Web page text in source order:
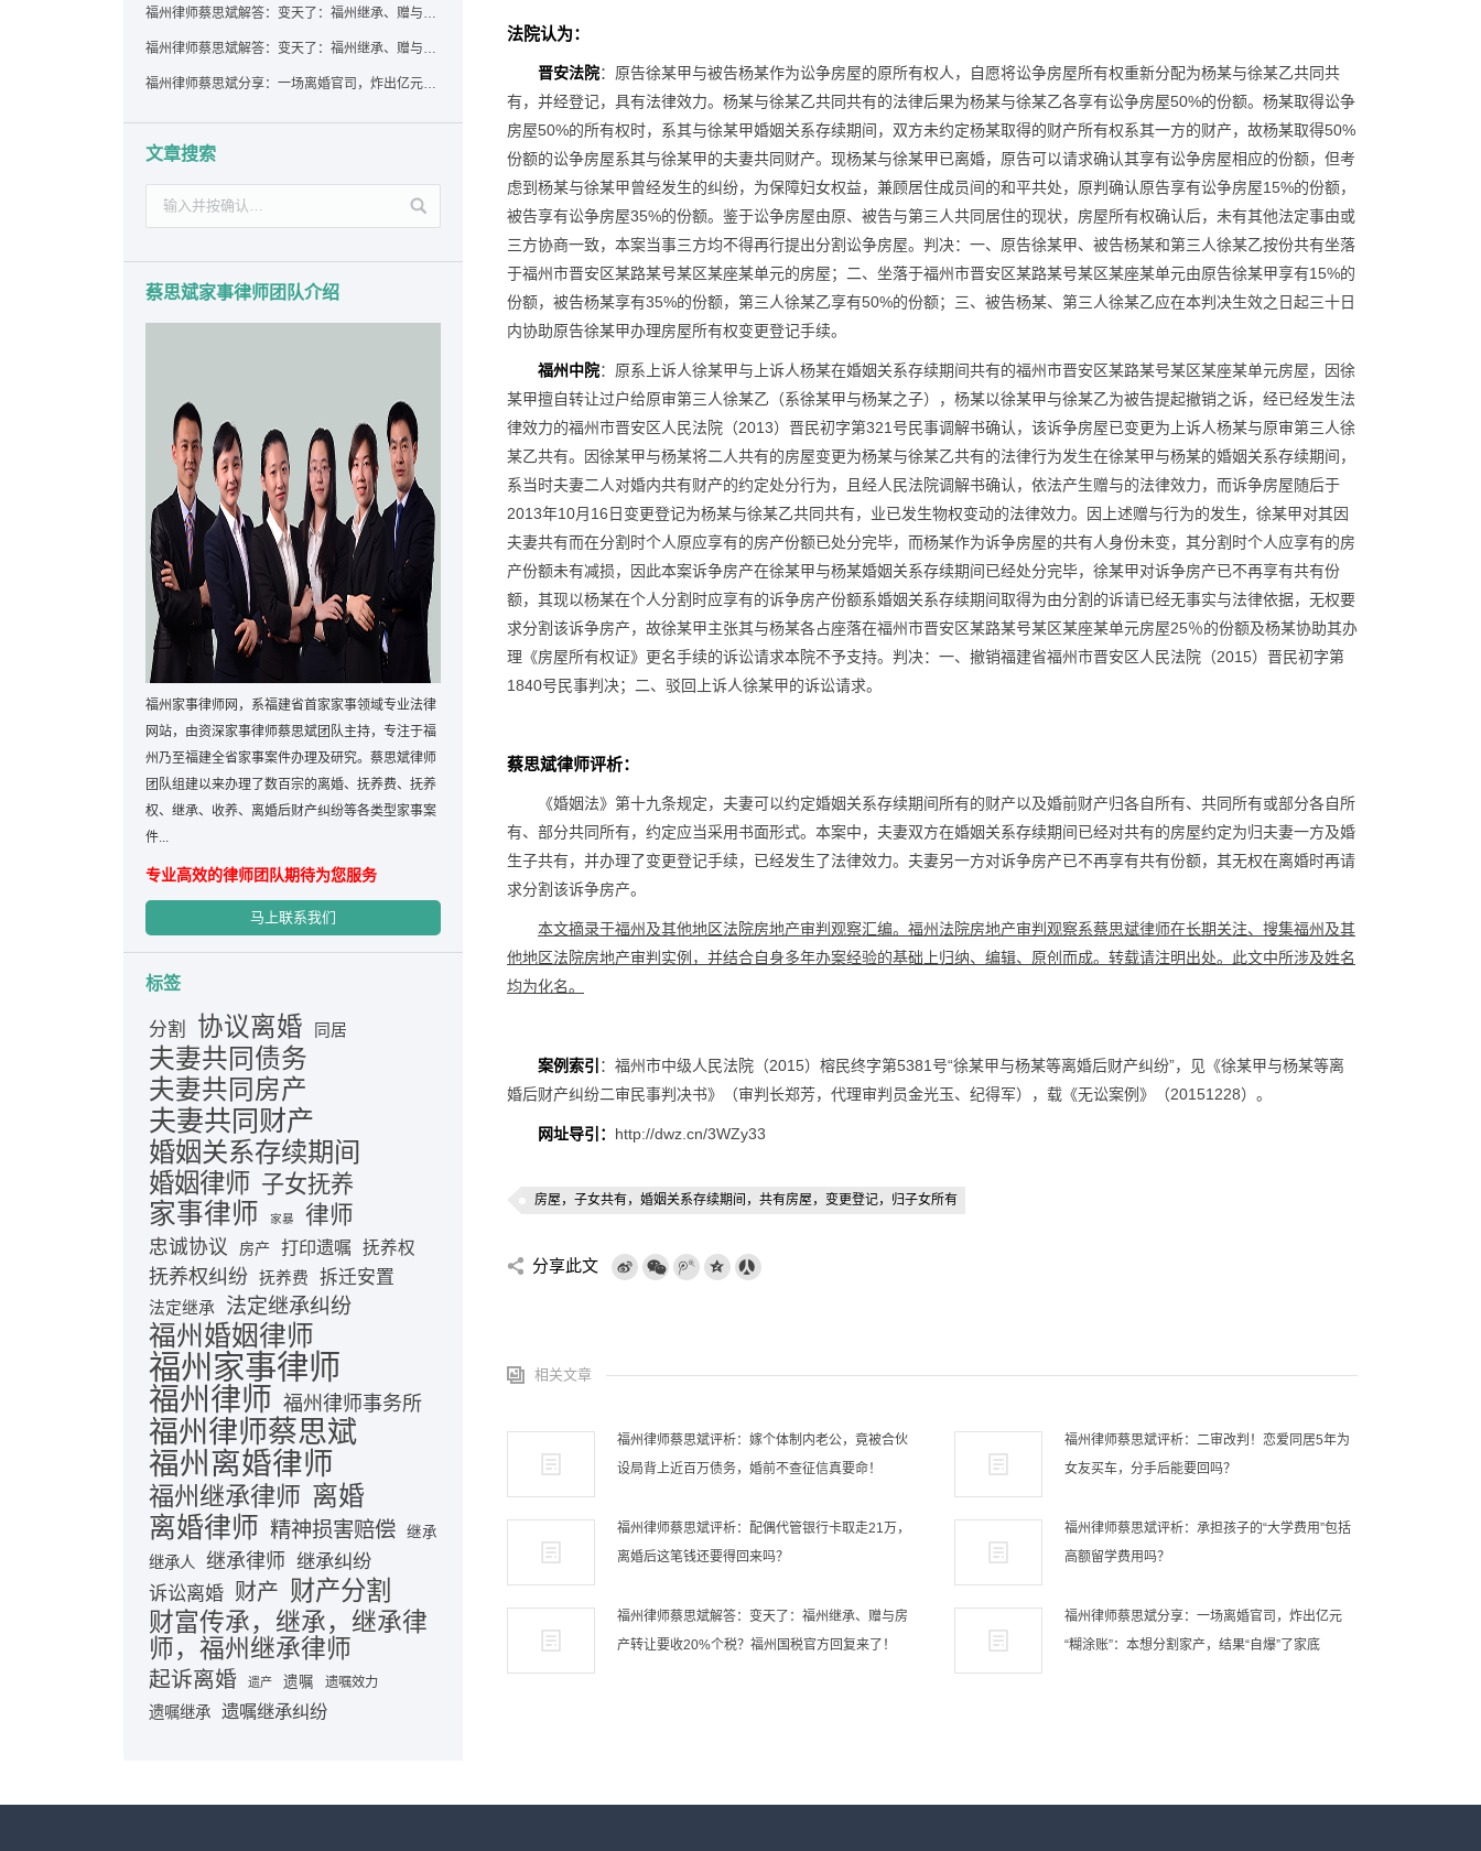
法院认为：
晋安法院：原告徐某甲与被告杨某作为讼争房屋的原所有权人，自愿将讼争房屋所有权重新分配为杨某与徐某乙共同共
有，并经登记，具有法律效力。杨某与徐某乙共同共有的法律后果为杨某与徐某乙各享有讼争房屋50%的份额。杨某取得讼争
房屋50%的所有权时，系其与徐某甲婚姻关系存续期间，双方未约定杨某取得的财产所有权系其一方的财产，故杨某取得50%
份额的讼争房屋系其与徐某甲的夫妻共同财产。现杨某与徐某甲已离婚，原告可以请求确认其享有讼争房屋相应的份额，但考
虑到杨某与徐某甲曾经发生的纠纷，为保障妇女权益，兼顾居住成员间的和平共处，原判确认原告享有讼争房屋15%的份额，
被告享有讼争房屋35%的份额。鉴于讼争房屋由原、被告与第三人共同居住的现状，房屋所有权确认后，未有其他法定事由或
三方协商一致，本案当事三方均不得再行提出分割讼争房屋。判决：一、原告徐某甲、被告杨某和第三人徐某乙按份共有坐落
于福州市晋安区某路某号某区某座某单元的房屋；二、坐落于福州市晋安区某路某号某区某座某单元由原告徐某甲享有15%的
份额，被告杨某享有35%的份额，第三人徐某乙享有50%的份额；三、被告杨某、第三人徐某乙应在本判决生效之日起三十日
内协助原告徐某甲办理房屋所有权变更登记手续。
福州中院：原系上诉人徐某甲与上诉人杨某在婚姻关系存续期间共有的福州市晋安区某路某号某区某座某单元房屋，因徐
某甲擅自转让过户给原审第三人徐某乙（系徐某甲与杨某之子），杨某以徐某甲与徐某乙为被告提起撤销之诉，经已经发生法
律效力的福州市晋安区人民法院（2013）晋民初字第321号民事调解书确认，该诉争房屋已变更为上诉人杨某与原审第三人徐
某乙共有。因徐某甲与杨某将二人共有的房屋变更为杨某与徐某乙共有的法律行为发生在徐某甲与杨某的婚姻关系存续期间，
系当时夫妻二人对婚内共有财产的约定处分行为，且经人民法院调解书确认，依法产生赠与的法律效力，而诉争房屋随后于
2013年10月16日变更登记为杨某与徐某乙共同共有，业已发生物权变动的法律效力。因上述赠与行为的发生，徐某甲对其因
夫妻共有而在分割时个人原应享有的房产份额已处分完毕，而杨某作为诉争房屋的共有人身份未变，其分割时个人应享有的房
产份额未有减损，因此本案诉争房产在徐某甲与杨某婚姻关系存续期间已经处分完毕，徐某甲对诉争房产已不再享有共有份
额，其现以杨某在个人分割时应享有的诉争房产份额系婚姻关系存续期间取得为由分割的诉请已经无事实与法律依据，无权要
求分割该诉争房产，故徐某甲主张其与杨某各占座落在福州市晋安区某路某号某区某座某单元房屋25％的份额及杨某协助其办
理《房屋所有权证》更名手续的诉讼请求本院不予支持。判决：一、撤销福建省福州市晋安区人民法院（2015）晋民初字第
1840号民事判决；二、驳回上诉人徐某甲的诉讼请求。
蔡思斌律师评析：
《婚姻法》第十九条规定，夫妻可以约定婚姻关系存续期间所有的财产以及婚前财产归各自所有、共同所有或部分各自所
有、部分共同所有，约定应当采用书面形式。本案中，夫妻双方在婚姻关系存续期间已经对共有的房屋约定为归夫妻一方及婚
生子共有，并办理了变更登记手续，已经发生了法律效力。夫妻另一方对诉争房产已不再享有共有份额，其无权在离婚时再请
求分割该诉争房产。
本文摘录于福州及其他地区法院房地产审判观察汇编。福州法院房地产审判观察系蔡思斌律师在长期关注、搜集福州及其
他地区法院房地产审判实例，并结合自身多年办案经验的基础上归纳、编辑、原创而成。转载请注明出处。此文中所涉及姓名
均为化名。
案例索引 ：福州市中级人民法院（2015）榕民终字第5381号“徐某甲与杨某等离婚后财产纠纷”，见《徐某甲与杨某等离
婚后财产纠纷二审民事判决书》（审判长郑芳，代理审判员金光玉、纪得军），载《无讼案例》（20151228）。
网址导引： http://dwz.cn/3WZy33
房屋，子女共有，婚姻关系存续期间，共有房屋，变更登记，归子女所有
分享此文
相关文章
福州律师蔡思斌评析：嫁个体制内老公，竟被合伙
设局背上近百万债务，婚前不查征信真要命！
福州律师蔡思斌评析：二审改判！恋爱同居5年为
女友买车，分手后能要回吗？
福州律师蔡思斌评析：配偶代管银行卡取走21万，
离婚后这笔钱还要得回来吗？
福州律师蔡思斌评析：承担孩子的“大学费用”包括
高额留学费用吗？
福州律师蔡思斌解答：变天了：福州继承、赠与房
产转让要收20%个税？福州国税官方回复来了！
福州律师蔡思斌分享：一场离婚官司，炸出亿元
“糊涂账”：本想分割家产，结果“自爆”了家底
福州律师蔡思斌解答：变天了：福州继承、赠与房产转让要收20%个税？福州国税官方回复来了！
福州律师蔡思斌解答：变天了：福州继承、赠与房产转让要收20%个税？福州国税官方回答来了！
福州律师蔡思斌分享：一场离婚官司，炸出亿元“糊涂账”：本想分割家产，结果“自爆”了家底
文章搜索
蔡思斌家事律师团队介绍
福州家事律师网，系福建省首家家事领域专业法律
网站，由资深家事律师蔡思斌团队主持，专注于福
州乃至福建全省家事案件办理及研究。蔡思斌律师
团队组建以来办理了数百宗的离婚、抚养费、抚养
权、继承、收养、离婚后财产纠纷等各类型家事案
件...
专业高效的律师团队期待为您服务
马上联系我们
标签
分割 协议离婚 同居
夫妻共同债务
夫妻共同房产
夫妻共同财产
婚姻关系存续期间
婚姻律师 子女抚养
家事律师 家暴 律师
忠诚协议 房产 打印遗嘱 抚养权
抚养权纠纷 抚养费 拆迁安置
法定继承 法定继承纠纷
福州婚姻律师
福州家事律师
福州律师 福州律师事务所
福州律师蔡思斌
福州离婚律师
福州继承律师 离婚
离婚律师 精神损害赔偿 继承
继承人 继承律师 继承纠纷
诉讼离婚 财产 财产分割
财富传承，继承，继承律
师，福州继承律师
起诉离婚 遗产 遗嘱 遗嘱效力
遗嘱继承 遗嘱继承纠纷